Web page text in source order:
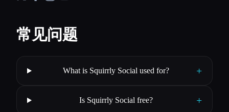
常见问题
What is Squirrly Social used for? +
Is Squirrly Social free? +